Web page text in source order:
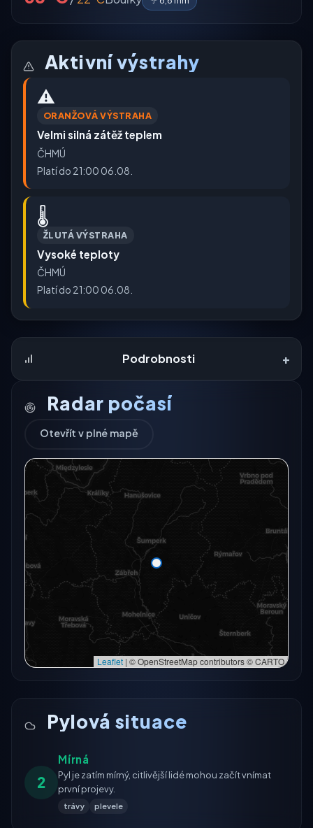
Aktivní výstrahy
⚠️
ORANŽOVÁ VÝSTRAHA
Velmi silná zátěž teplem
ČHMÚ
Platí do 21:00 06.08.
🌡️
ŽLUTÁ VÝSTRAHA
Vysoké teploty
ČHMÚ
Platí do 21:00 06.08.
Podrobnosti +
Radar počasí
Otevřít v plné mapě
Radarový snímek momentálně není dostupný.
Otevřít v plné mapě
Zkusit znovu
Otevřít v plné mapě →
Leaflet | © OpenStreetMap contributors © CARTO
Pylová situace
2
Mírná
Pyl je zatím mírný, citlivější lidé mohou začít vnímat
první projevy.
trávy plevele